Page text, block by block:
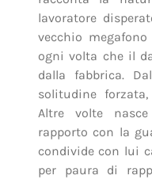
lavoratore
vecchio
ogni volta che il
dalla fabbrica.
solitudine
Altre volte
rapporto con la
condivide con lui
per paura di